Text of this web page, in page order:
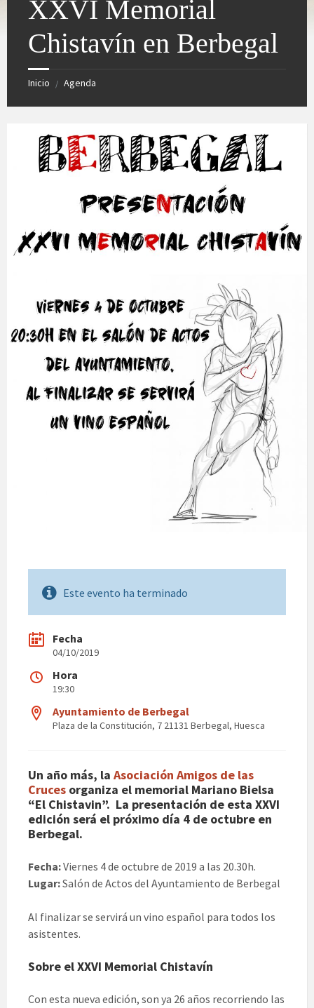
XXVI Memorial
Chistavín en Berbegal
Inicio / Agenda
Este evento ha terminado
Fecha
04/10/2019
Hora
19:30
Ayuntamiento de Berbegal
Plaza de la Constitución, 7 21131 Berbegal, Huesca
Un año más, la Asociación Amigos de las
Cruces organiza el memorial Mariano Bielsa
“El Chistavin”. La presentación de esta XXVI
edición será el próximo día 4 de octubre en
Berbegal.
Fecha:Viernes 4 de octubre de 2019 a las 20.30h.
Lugar:Salón de Actos del Ayuntamiento de Berbegal
Al finalizar se servirá un vino español para todos los
asistentes.
Sobre el XXVI Memorial Chistavín
Con esta nueva edición, son ya 26 años recorriendo las